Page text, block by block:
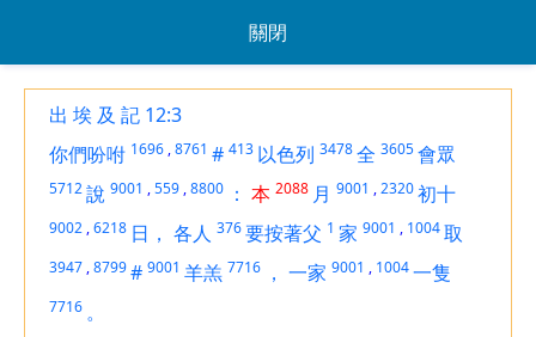
關閉
出 埃 及 記 12:3
你們吩咐 1696 ,8761 # 413 以色列 3478全 3605會眾
5712說 9001 ,559 ,8800 ： 本 2088 月 9001 ,2320初十
9002 ,6218 日， 各人 376要按著父 1 家 9001 , 1004取
3947 ,8799# 9001 羊羔 7716 ， 一家 9001 , 1004一隻
7716 。